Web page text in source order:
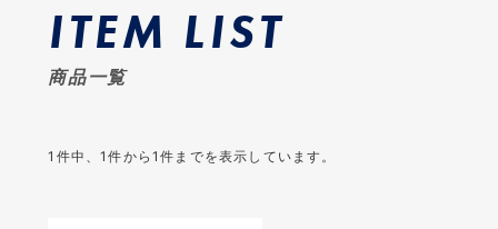
ITEM LIST
商品一覧
1 件中、1件から 1件までを表示しています。